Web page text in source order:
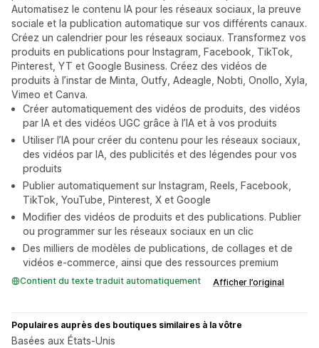
Automatisez le contenu IA pour les réseaux sociaux, la preuve
sociale et la publication automatique sur vos différents canaux.
Créez un calendrier pour les réseaux sociaux. Transformez vos
produits en publications pour Instagram, Facebook, TikTok,
Pinterest, YT et Google Business. Créez des vidéos de
produits à l’instar de Minta, Outfy, Adeagle, Nobti, Onollo, Xyla,
Vimeo et Canva.
Créer automatiquement des vidéos de produits, des vidéos
par IA et des vidéos UGC grâce à l’IA et à vos produits
Utiliser l’IA pour créer du contenu pour les réseaux sociaux,
des vidéos par IA, des publicités et des légendes pour vos
produits
Publier automatiquement sur Instagram, Reels, Facebook,
TikTok, YouTube, Pinterest, X et Google
Modifier des vidéos de produits et des publications. Publier
ou programmer sur les réseaux sociaux en un clic
Des milliers de modèles de publications, de collages et de
vidéos e-commerce, ainsi que des ressources premium
Contient du texte traduit automatiquement Afficher l’original
Populaires auprès des boutiques similaires à la vôtre
Basées aux États-Unis